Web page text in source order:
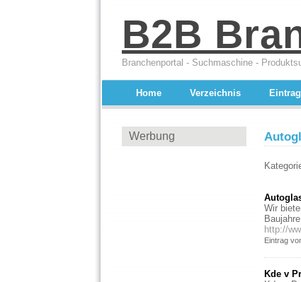
B2B
Branchenportal - Suchmaschine -
Home Verzeichnis
Werbung
Wir
http://
Eintrag
Kde v